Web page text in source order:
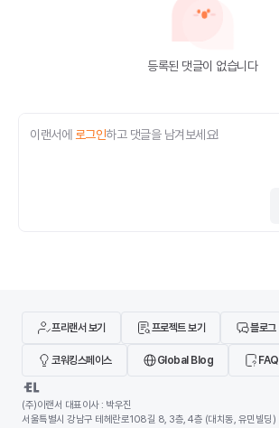
등록된 댓글이 없습니다
이랜서에 로그인하고 댓글을 남겨보세요!
프리랜서 보기 프로젝트 보기 블로그
코워킹스페이스 Global Blog FAQ
(주)이랜서 대표이사 : 박우진
서울특별시 강남구 테헤란로108길 8, 3층, 4층 (대치동, 유민빌딩)